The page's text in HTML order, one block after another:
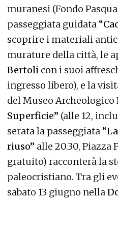
muranesi (Fondo
passeggiata guidata
scoprire i materiali
murature della città, le
Bertoli con i suoi
ingresso libero), e la
del Museo Archeologico
Superficie” (alle 12,
serata la passeggiata
riuso” alle 20.30, Piazza
gratuito) racconterà la
paleocristiano. Tra gli
sabato 13 giugno nella